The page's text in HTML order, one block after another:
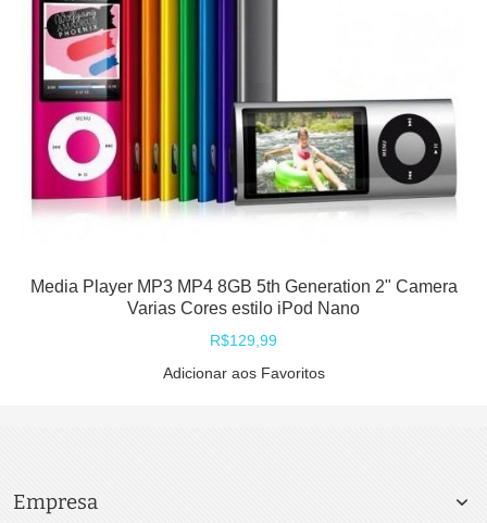
Media Player MP3 MP4 8GB 5th Generation 2" Camera
Varias Cores estilo iPod Nano
R$129,99
Adicionar aos Favoritos
Empresa